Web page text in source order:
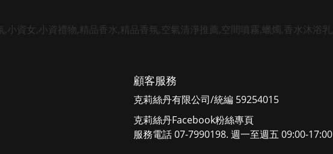
顧客服務
克莉絲丹有限公司/統編 59254015
克莉絲丹Facebook粉絲專頁
服務電話 07-7990198. 週一至週五 09:00-17:00